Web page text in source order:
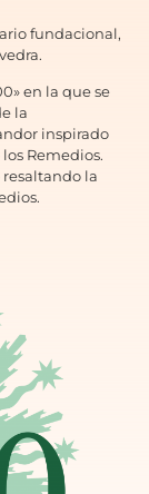
fundacional,
en la que se
la
inspirado
Remedios.
resaltando la